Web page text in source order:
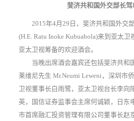
斐济共和国外交部长驾
2015年4月29日，斐济共和国外交
(H.E. Ratu Inoke Kubuabola)来到亚太
亚太卫视筹备的欢迎酒会。
当晚出席酒会嘉宾还包括斐济共和
莱维尼先生 Mr.Neumi Leweni，深圳市
卫视董事长白雨鹭，亚太卫视台长李向
英，国信证券监事会主席何诚颖，日东
市首席融汇投资管理有限公司董事长赵